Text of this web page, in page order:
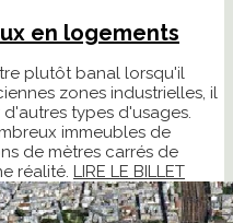
en logements
plutôt banal lorsqu'il
zones industrielles, il
types d'usages.
immeubles de
de mètres carrés de
réalité. LIRE LE BILLET